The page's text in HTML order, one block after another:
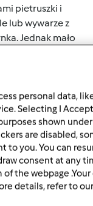
pietruszki i
lub wywarze z
Jednak mało
i zepsuć smak
należy je usunąć
niż za dużo.
z przyprawami
w szafce z
w
sposób
personal data,
Selecting I
shown
are disabled,
to you. You can
consent at any
the webpage
details, refer to